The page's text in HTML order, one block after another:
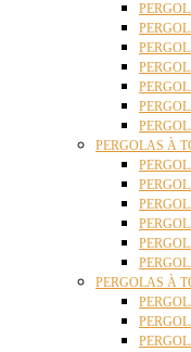
PERGOLAS À
PERGOLAS À